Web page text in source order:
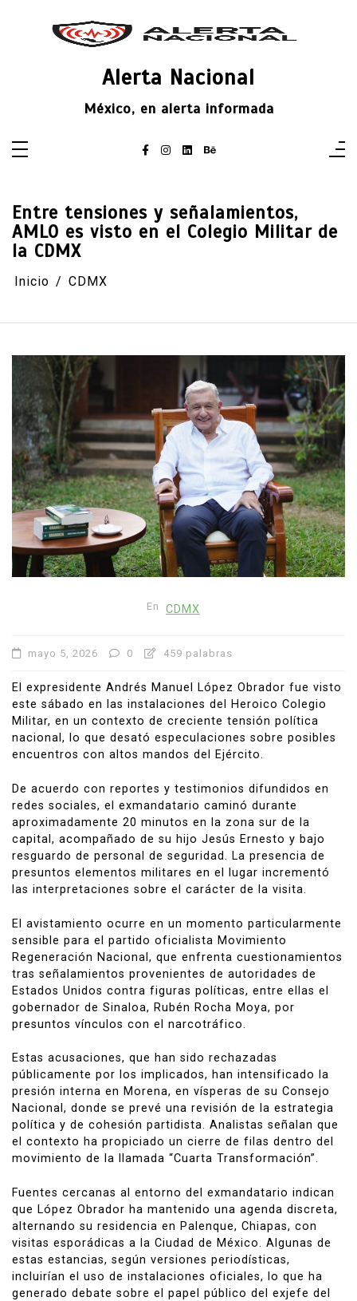
Alerta Nacional
México, en alerta informada
Entre tensiones y señalamientos,
AMLO es visto en el Colegio Militar de
la CDMX
Inicio CDMX
En CDMX
mayo 5, 2026 0 459 palabras
El expresidente Andrés Manuel López Obrador fue visto
este sábado en las instalaciones del Heroico Colegio
Militar, en un contexto de creciente tensión política
nacional, lo que desató especulaciones sobre posibles
encuentros con altos mandos del Ejército.
De acuerdo con reportes y testimonios difundidos en
redes sociales, el exmandatario caminó durante
aproximadamente 20 minutos en la zona sur de la
capital, acompañado de su hijo Jesús Ernesto y bajo
resguardo de personal de seguridad. La presencia de
presuntos elementos militares en el lugar incrementó
las interpretaciones sobre el carácter de la visita.
El avistamiento ocurre en un momento particularmente
sensible para el partido oficialista Movimiento
Regeneración Nacional , que enfrenta cuestionamientos
tras señalamientos provenientes de autoridades de
Estados Unidos contra figuras políticas, entre ellas el
gobernador de Sinaloa, Rubén Rocha Moya, por
presuntos vínculos con el narcotráfico.
Estas acusaciones, que han sido rechazadas
públicamente por los implicados, han intensificado la
presión interna en Morena, en vísperas de su Consejo
Nacional, donde se prevé una revisión de la estrategia
política y de cohesión partidista. Analistas señalan que
el contexto ha propiciado un cierre de filas dentro del
movimiento de la llamada “Cuarta Transformación”.
Fuentes cercanas al entorno del exmandatario indican
que López Obrador ha mantenido una agenda discreta,
alternando su residencia en Palenque, Chiapas, con
visitas esporádicas a la Ciudad de México. Algunas de
estas estancias, según versiones periodísticas,
incluirían el uso de instalaciones oficiales, lo que ha
generado debate sobre el papel público del exjefe del